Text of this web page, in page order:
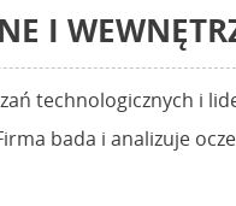
I
technologicznych i
bada i analizuje